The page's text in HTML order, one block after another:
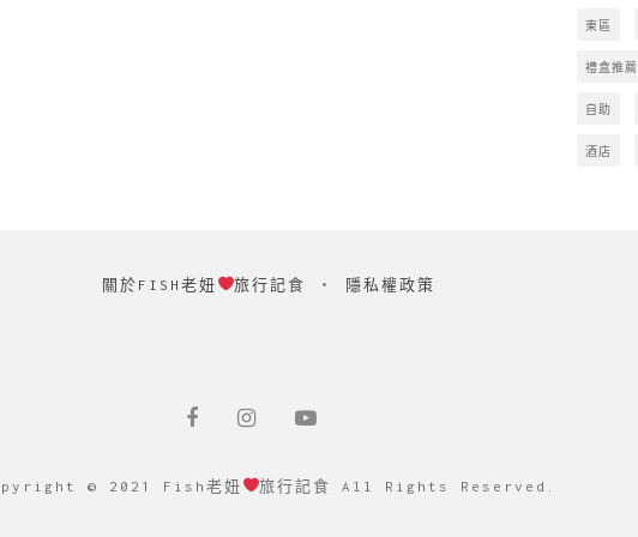
東區
禮盒推薦
自助
酒店
關於FISH老妞 旅行記食 ‧ 隱私權政策
© 2021 Fish老妞 旅行記食 All Rights Reserved.